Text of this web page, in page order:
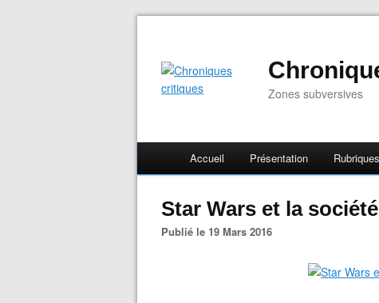
Zones subversives
Accueil Présentation Rubriques
Star Wars et la
Publié le 19 Mars 2016